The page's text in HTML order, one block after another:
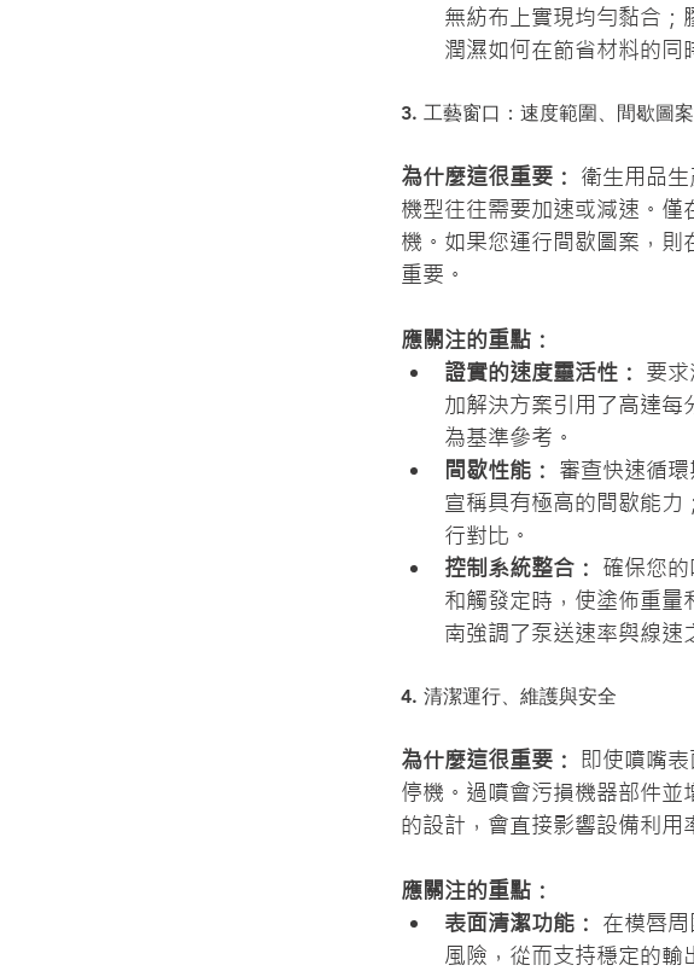
無紡布上實現均勻黏合
潤濕如何在節省材料的同
3. 工藝窗口：速度範圍、間歇圖
為什麼這很重要： 衛生用品
機型往往需要加速或減速。
機。如果您運行間歇圖案，
重要。
應關注的重點：
證實的速度靈活性： 要
加解決方案引用了高達
為基準參考。
間歇性能： 審查快速循
宣稱具有極高的間歇能
行對比。
控制系統整合： 確保您
和觸發定時，使塗佈重
南強調了泵送速率與線速
4. 清潔運行、維護與安全
為什麼這很重要： 即使噴嘴
停機。過噴會污損機器部件
的設計，會直接影響設備利用
應關注的重點：
表面清潔功能： 在模唇
風險，從而支持穩定的